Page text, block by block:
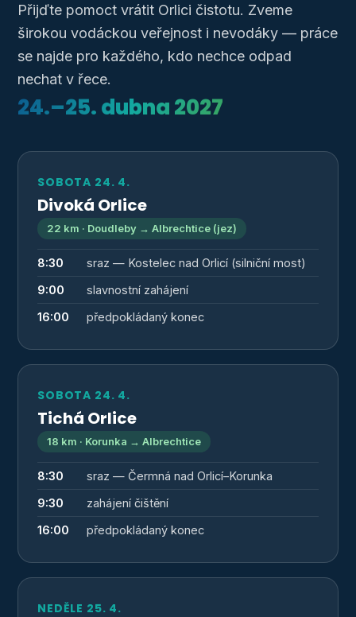
Přijďte pomoct vrátit Orlici čistotu. Zveme
širokou vodáckou veřejnost i nevodáky — práce
se najde pro každého, kdo nechce odpad
nechat v řece.
24.–25. dubna 2027
SOBOTA 24. 4.
Divoká Orlice
22 km · Doudleby → Albrechtice (jez)
8:30
sraz — Kostelec nad Orlicí (silniční most)
9:00
slavnostní zahájení
16:00
předpokládaný konec
SOBOTA 24. 4.
Tichá Orlice
18 km · Korunka → Albrechtice
8:30
sraz — Čermná nad Orlicí–Korunka
9:30
zahájení čištění
16:00
předpokládaný konec
NEDĚLE 25. 4.